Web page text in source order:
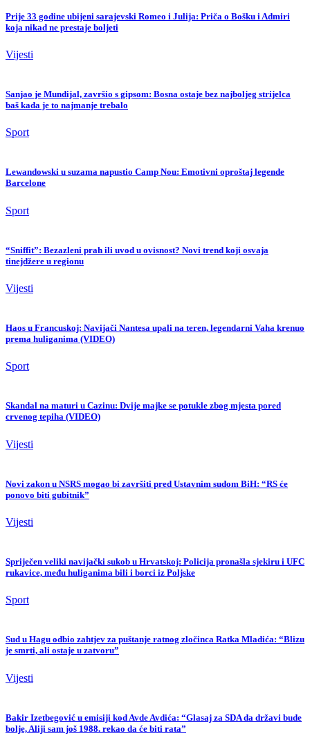
Prije 33 godine ubijeni sarajevski Romeo i Julija: Priča o Bošku i Admiri
koja nikad ne prestaje boljeti
Vijesti
Sanjao je Mundijal, završio s gipsom: Bosna ostaje bez najboljeg strijelca
baš kada je to najmanje trebalo
Sport
Lewandowski u suzama napustio Camp Nou: Emotivni oproštaj legende
Barcelone
Sport
“Sniffit”: Bezazleni prah ili uvod u ovisnost? Novi trend koji osvaja
tinejdžere u regionu
Vijesti
Haos u Francuskoj: Navijači Nantesa upali na teren, legendarni Vaha krenuo
prema huliganima (VIDEO)
Sport
Skandal na maturi u Cazinu: Dvije majke se potukle zbog mjesta pored
crvenog tepiha (VIDEO)
Vijesti
Novi zakon u NSRS mogao bi završiti pred Ustavnim sudom BiH: “RS će
ponovo biti gubitnik”
Vijesti
Spriječen veliki navijački sukob u Hrvatskoj: Policija pronašla sjekiru i UFC
rukavice, među huliganima bili i borci iz Poljske
Sport
Sud u Hagu odbio zahtjev za puštanje ratnog zločinca Ratka Mladića: “Blizu
je smrti, ali ostaje u zatvoru”
Vijesti
Bakir Izetbegović u emisiji kod Avde Avdića: “Glasaj za SDA da državi bude
bolje, Aliji sam još 1988. rekao da će biti rata”